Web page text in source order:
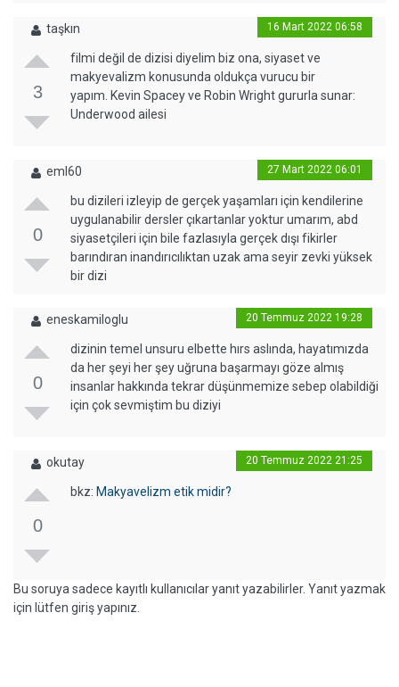
taşkın 16 Mart 2022 06:58
3
filmi değil de dizisi diyelim biz ona, siyaset ve
makyevalizm konusunda oldukça vurucu bir
yapım. Kevin Spacey ve Robin Wright gururla sunar:
Underwood ailesi
eml60 27 Mart 2022 06:01
0
bu dizileri izleyip de gerçek yaşamları için kendilerine
uygulanabilir dersler çıkartanlar yoktur umarım, abd
siyasetçileri için bile fazlasıyla gerçek dışı fikirler
barındıran inandırıcılıktan uzak ama seyir zevki yüksek
bir dizi
eneskamiloglu 20 Temmuz 2022 19:28
0
dizinin temel unsuru elbette hırs aslında, hayatımızda
da her şeyi her şey uğruna başarmayı göze almış
insanlar hakkında tekrar düşünmemize sebep olabildiği
için çok sevmiştim bu diziyi
okutay 20 Temmuz 2022 21:25
0
bkz: Makyavelizm etik midir?
Bu soruya sadece kayıtlı kullanıcılar yanıt yazabilirler. Yanıt yazmak
için lütfen giriş yapınız.